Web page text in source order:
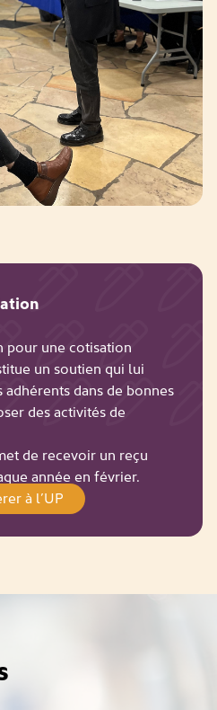
pour une cotisation
un soutien qui lui
dans de bonnes
des activités de
de recevoir un reçu
année en février.
à l’UP